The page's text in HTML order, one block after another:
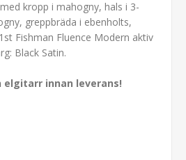
kropp i mahogny, hals i 3-
greppbräda i ebenholts,
Fishman Fluence Modern aktiv
Black Satin.
innan leverans!